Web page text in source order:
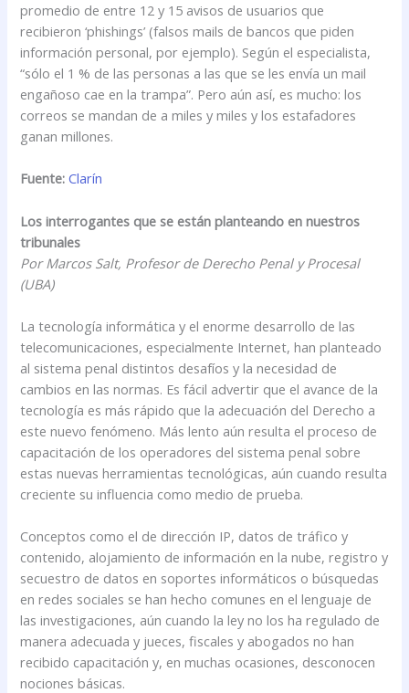
promedio de entre 12 y 15 avisos de usuarios que
recibieron ‘phishings’ (falsos mails de bancos que piden
información personal, por ejemplo). Según el especialista,
“sólo el 1 % de las personas a las que se les envía un mail
engañoso cae en la trampa”. Pero aún así, es mucho: los
correos se mandan de a miles y miles y los estafadores
ganan millones.
Fuente: Clarín
Los interrogantes que se están planteando en nuestros
tribunales
Por Marcos Salt, Profesor de Derecho Penal y Procesal
(UBA)
La tecnología informática y el enorme desarrollo de las
telecomunicaciones, especialmente Internet, han planteado
al sistema penal distintos desafíos y la necesidad de
cambios en las normas. Es fácil advertir que el avance de la
tecnología es más rápido que la adecuación del Derecho a
este nuevo fenómeno. Más lento aún resulta el proceso de
capacitación de los operadores del sistema penal sobre
estas nuevas herramientas tecnológicas, aún cuando resulta
creciente su influencia como medio de prueba.
Conceptos como el de dirección IP, datos de tráfico y
contenido, alojamiento de información en la nube, registro y
secuestro de datos en soportes informáticos o búsquedas
en redes sociales se han hecho comunes en el lenguaje de
las investigaciones, aún cuando la ley no los ha regulado de
manera adecuada y jueces, fiscales y abogados no han
recibido capacitación y, en muchas ocasiones, desconocen
nociones básicas.